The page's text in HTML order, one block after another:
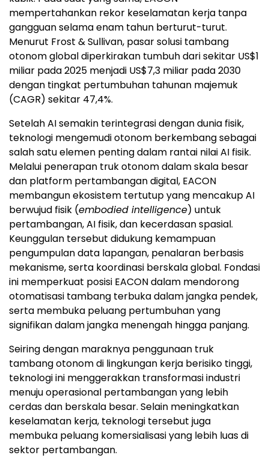
mempertahankan rekor keselamatan kerja tanpa
gangguan selama enam tahun berturut-turut.
Menurut Frost & Sullivan, pasar solusi tambang
otonom global diperkirakan tumbuh dari sekitar US$1
miliar pada 2025 menjadi US$7,3 miliar pada 2030
dengan tingkat pertumbuhan tahunan majemuk
(CAGR) sekitar 47,4%.
Setelah AI semakin terintegrasi dengan dunia fisik,
teknologi mengemudi otonom berkembang sebagai
salah satu elemen penting dalam rantai nilai AI fisik.
Melalui penerapan truk otonom dalam skala besar
dan platform pertambangan digital, EACON
membangun ekosistem tertutup yang mencakup AI
berwujud fisik (embodied intelligence) untuk
pertambangan, AI fisik, dan kecerdasan spasial.
Keunggulan tersebut didukung kemampuan
pengumpulan data lapangan, penalaran berbasis
mekanisme, serta koordinasi berskala global. Fondasi
ini memperkuat posisi EACON dalam mendorong
otomatisasi tambang terbuka dalam jangka pendek,
serta membuka peluang pertumbuhan yang
signifikan dalam jangka menengah hingga panjang.
Seiring dengan maraknya penggunaan truk
tambang otonom di lingkungan kerja berisiko tinggi,
teknologi ini menggerakkan transformasi industri
menuju operasional pertambangan yang lebih
cerdas dan berskala besar. Selain meningkatkan
keselamatan kerja, teknologi tersebut juga
membuka peluang komersialisasi yang lebih luas di
sektor pertambangan.